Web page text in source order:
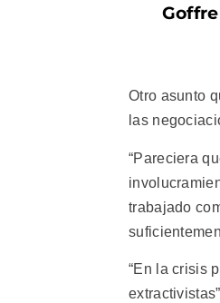
Otro asunto
las
“Pareciera
trabajado
“En la crisis